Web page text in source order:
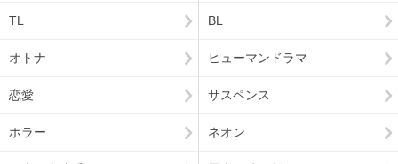
TL BL
オトナ ヒューマンドラマ
恋愛 サスペンス
ホラー ネオン